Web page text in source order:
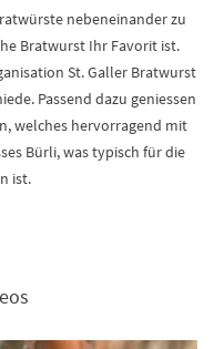
nebeneinander zu
Bratwurst Ihr Favorit ist.
St. Galler Bratwurst
Passend dazu geniessen
welches hervorragend mit
Bürli, was typisch für die
ist.